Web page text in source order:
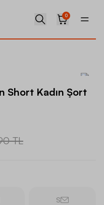
0
Short Kadın Şort
TL
S